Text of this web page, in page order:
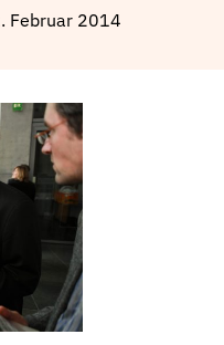
Februar 2014